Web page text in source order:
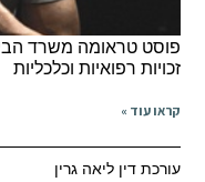
פוסט טראומה משרד
זכויות רפואיות וכלכליות
קראו עוד »
עורכת דין ליאה גרין